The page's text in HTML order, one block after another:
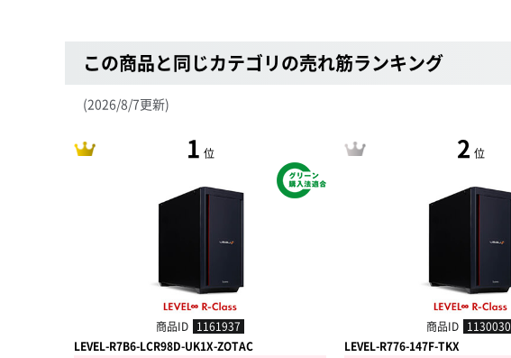
この商品と同じカテゴリの売れ筋ランキング
(2026/8/7更新)
1 位
商品ID 1161937
LEVEL-R7B6-LCR98D-UK1X-ZOTAC
2 位
商品ID 1130030
LEVEL-R776-147F-TKX